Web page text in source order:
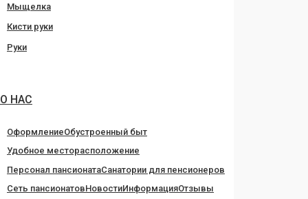
Мыщелка
Кисти руки
Руки
О НАС
ОформлениеОбустроенный быт
Удобное месторасположение
Персонал пансионатаСанатории для пенсионеров
Сеть пансионатовНовостиИнформацияОтзывы